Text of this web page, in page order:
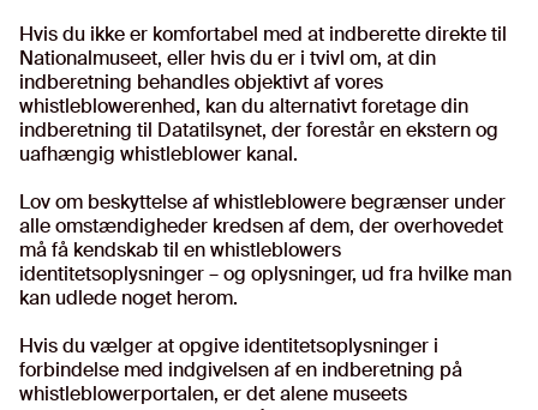
Hvis du ikke er komfortabel med at indberette direkte til
Nationalmuseet, eller hvis du er i tvivl om, at din
indberetning behandles objektivt af vores
whistleblowerenhed, kan du alternativt foretage din
indberetning til Datatilsynet, der forestår en ekstern og
uafhængig whistleblower kanal.
Lov om beskyttelse af whistleblowere begrænser under
alle omstændigheder kredsen af dem, der overhovedet
må få kendskab til en whistleblowers
identitetsoplysninger – og oplysninger, ud fra hvilke man
kan udlede noget herom.
Hvis du vælger at opgive identitetsoplysninger i
forbindelse med indgivelsen af en indberetning på
whistleblowerportalen, er det alene museets